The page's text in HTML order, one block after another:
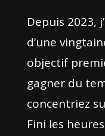
Depuis 2023,
d’une
objectif
gagner du
concentriez
Fini les